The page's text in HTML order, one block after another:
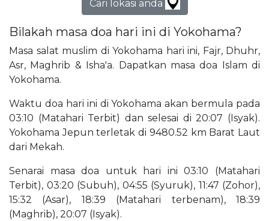
Cari lokasi anda
Bilakah masa doa hari ini di Yokohama?
Masa salat muslim di Yokohama hari ini, Fajr, Dhuhr,
Asr, Maghrib & Isha'a. Dapatkan masa doa Islam di
Yokohama.
Waktu doa hari ini di Yokohama akan bermula pada
03:10 (Matahari Terbit) dan selesai di 20:07 (Isyak).
Yokohama Jepun terletak di 9480.52 km Barat Laut
dari Mekah.
Senarai masa doa untuk hari ini 03:10 (Matahari
Terbit), 03:20 (Subuh), 04:55 (Syuruk), 11:47 (Zohor),
15:32 (Asar), 18:39 (Matahari terbenam), 18:39
(Maghrib), 20:07 (Isyak).